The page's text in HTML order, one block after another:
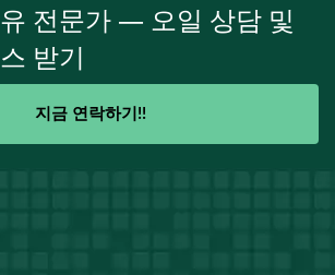
전문가 — 오일 상담 및
받기
지금 연락하기!!